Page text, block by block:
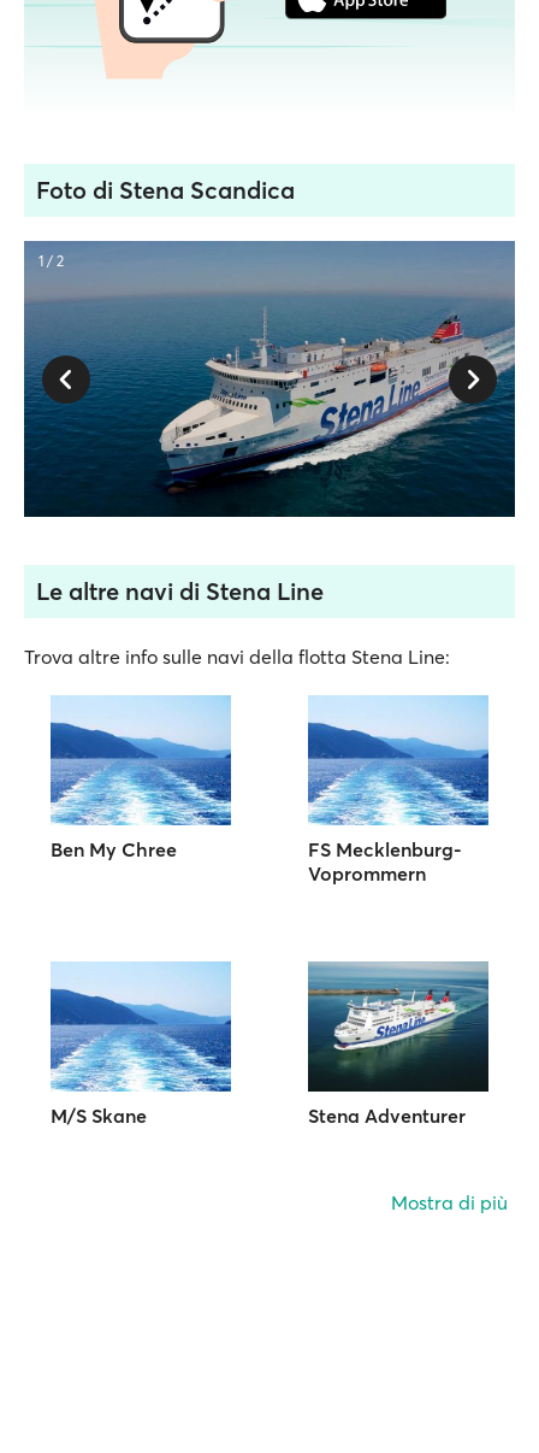
Foto di Stena Scandica
1 / 2
Le altre navi di Stena Line
Trova altre info sulle navi della flotta Stena Line:
Ben My Chree
FS Mecklenburg-
Voprommern
M/S Skane Stena Adventurer
Mostra di più